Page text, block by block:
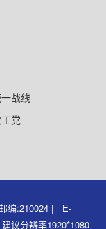
战线
党
编:210024 | E-
议分辨率1920*1080